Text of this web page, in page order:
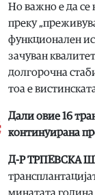
Но важно е да се
преку
функционален
зачуван
долгорочна
тоа е
Дали овие 16
континуирана
Д-Р ТРПЕВСКА
минатата